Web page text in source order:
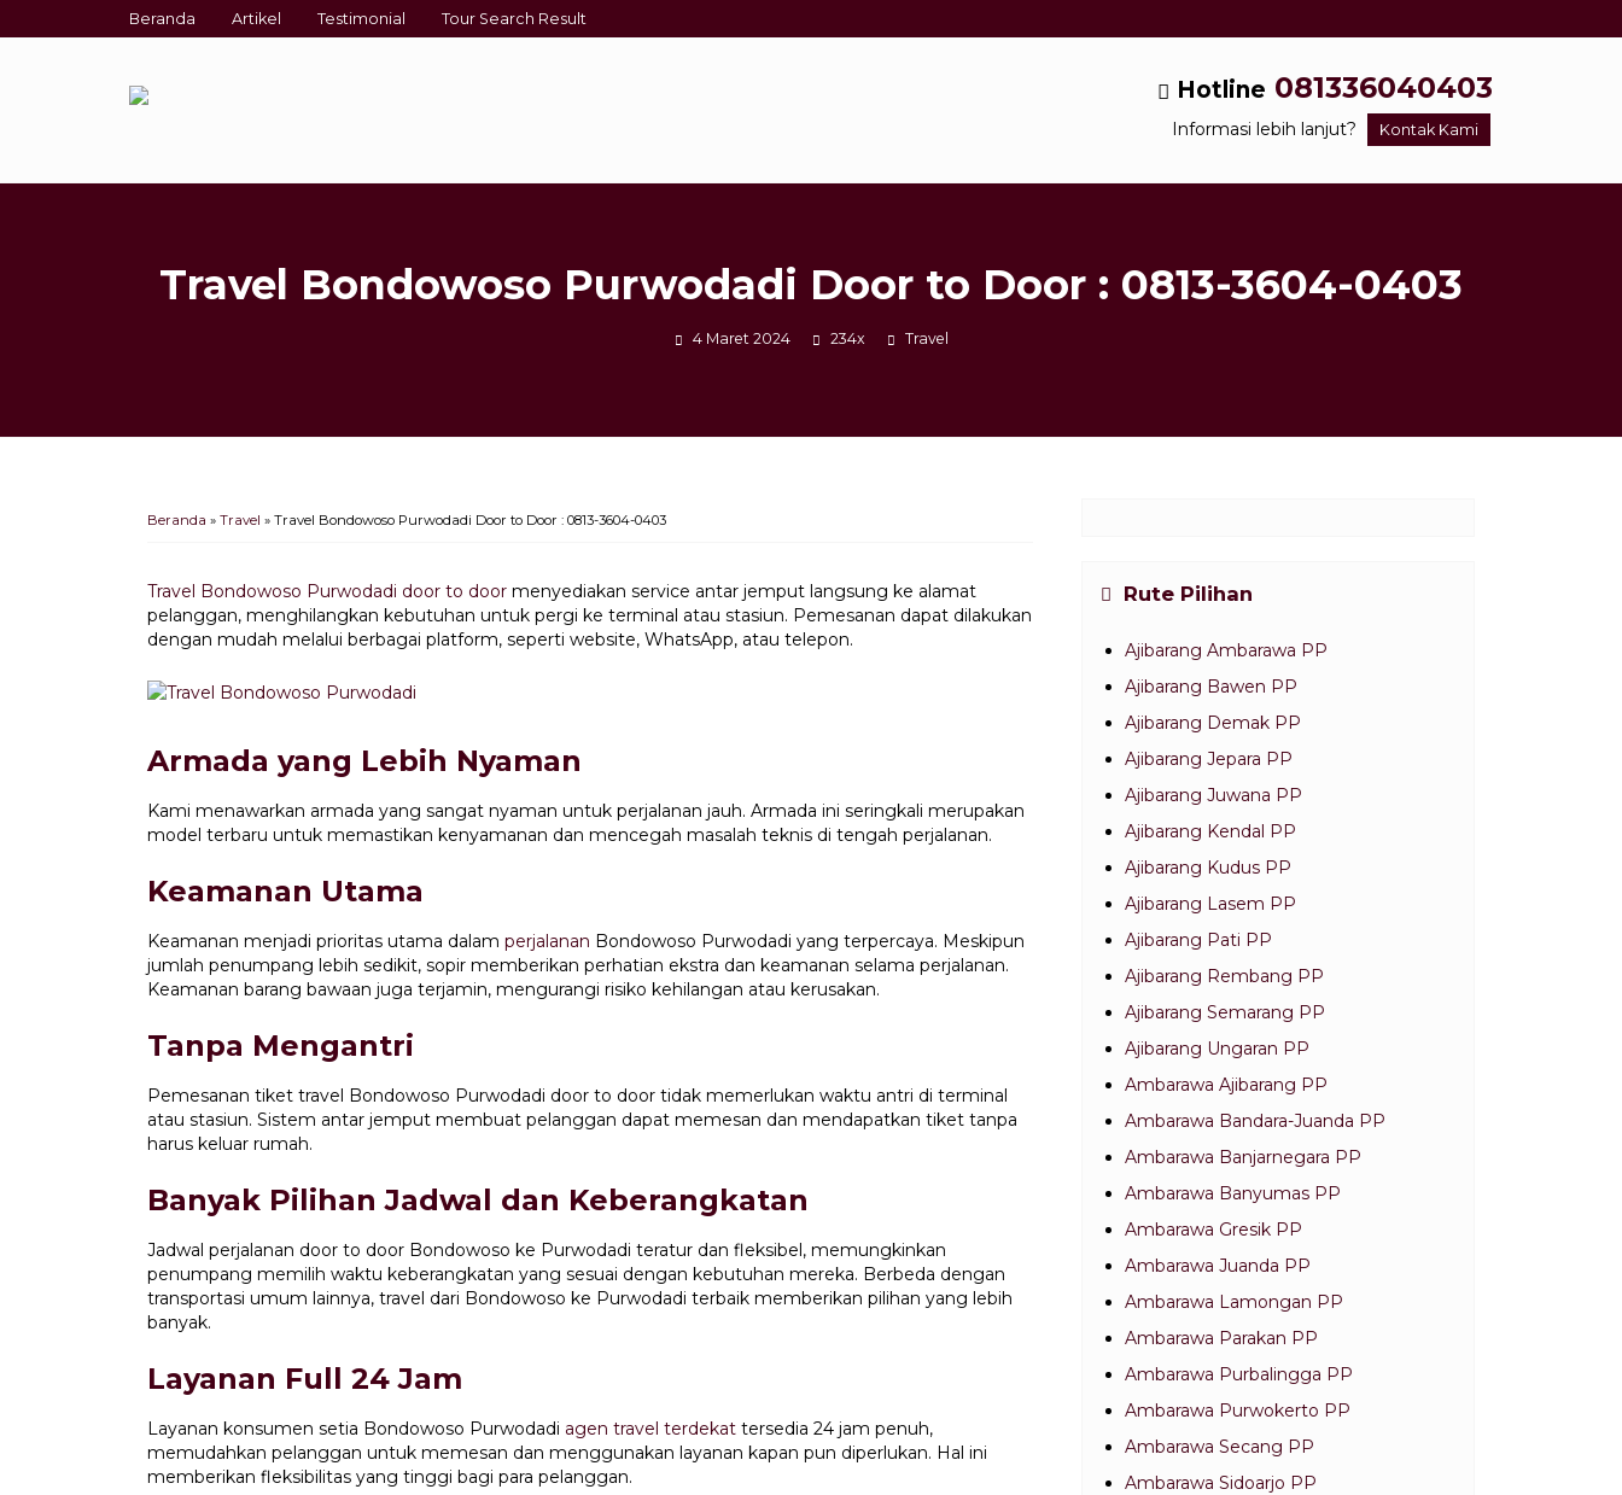
Beranda Artikel Testimonial Tour Search Result
Hotline 081336040403
Informasi lebih lanjut? Kontak Kami
Travel Bondowoso Purwodadi Door to Door : 0813-3604-0403
4 Maret 2024 234x Travel
Beranda » Travel » Travel Bondowoso Purwodadi Door to Door : 0813-3604-0403
Travel Bondowoso Purwodadi door to door menyediakan service antar jemput langsung ke alamat
pelanggan, menghilangkan kebutuhan untuk pergi ke terminal atau stasiun. Pemesanan dapat dilakukan
dengan mudah melalui berbagai platform, seperti website, WhatsApp, atau telepon.
Armada yang Lebih Nyaman
Kami menawarkan armada yang sangat nyaman untuk perjalanan jauh. Armada ini seringkali merupakan
model terbaru untuk memastikan kenyamanan dan mencegah masalah teknis di tengah perjalanan.
Keamanan Utama
Keamanan menjadi prioritas utama dalam perjalanan Bondowoso Purwodadi yang terpercaya. Meskipun
jumlah penumpang lebih sedikit, sopir memberikan perhatian ekstra dan keamanan selama perjalanan.
Keamanan barang bawaan juga terjamin, mengurangi risiko kehilangan atau kerusakan.
Tanpa Mengantri
Pemesanan tiket travel Bondowoso Purwodadi door to door tidak memerlukan waktu antri di terminal
atau stasiun. Sistem antar jemput membuat pelanggan dapat memesan dan mendapatkan tiket tanpa
harus keluar rumah.
Banyak Pilihan Jadwal dan Keberangkatan
Jadwal perjalanan door to door Bondowoso ke Purwodadi teratur dan fleksibel, memungkinkan
penumpang memilih waktu keberangkatan yang sesuai dengan kebutuhan mereka. Berbeda dengan
transportasi umum lainnya, travel dari Bondowoso ke Purwodadi terbaik memberikan pilihan yang lebih
banyak.
Layanan Full 24 Jam
Layanan konsumen setia Bondowoso Purwodadi agen travel terdekat tersedia 24 jam penuh,
memudahkan pelanggan untuk memesan dan menggunakan layanan kapan pun diperlukan. Hal ini
memberikan fleksibilitas yang tinggi bagi para pelanggan.
Rute Pilihan
Ajibarang Ambarawa PP
Ajibarang Bawen PP
Ajibarang Demak PP
Ajibarang Jepara PP
Ajibarang Juwana PP
Ajibarang Kendal PP
Ajibarang Kudus PP
Ajibarang Lasem PP
Ajibarang Pati PP
Ajibarang Rembang PP
Ajibarang Semarang PP
Ajibarang Ungaran PP
Ambarawa Ajibarang PP
Ambarawa Bandara-Juanda PP
Ambarawa Banjarnegara PP
Ambarawa Banyumas PP
Ambarawa Gresik PP
Ambarawa Juanda PP
Ambarawa Lamongan PP
Ambarawa Parakan PP
Ambarawa Purbalingga PP
Ambarawa Purwokerto PP
Ambarawa Secang PP
Ambarawa Sidoarjo PP